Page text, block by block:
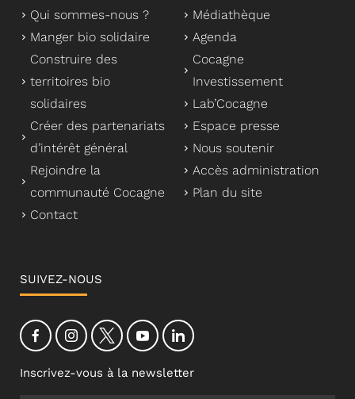
Qui sommes-nous ?
Manger bio solidaire
Construire des
territoires bio
solidaires
Créer des partenariats
d’intérêt général
Rejoindre la
communauté Cocagne
Contact
Médiathèque
Agenda
Cocagne
Investissement
Lab’Cocagne
Espace presse
Nous soutenir
Accès administration
Plan du site
SUIVEZ-NOUS
Inscrivez-vous à la newsletter